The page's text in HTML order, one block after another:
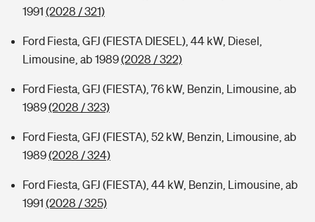
1991 (2028 / 321)
Ford Fiesta, GFJ (FIESTA DIESEL), 44 kW, Diesel,
Limousine, ab 1989(2028 / 322)
Ford Fiesta, GFJ (FIESTA), 76 kW, Benzin, Limousine, ab
1989(2028 / 323)
Ford Fiesta, GFJ (FIESTA), 52 kW, Benzin, Limousine, ab
1989(2028 / 324)
Ford Fiesta, GFJ (FIESTA), 44 kW, Benzin, Limousine, ab
1991 (2028 / 325)